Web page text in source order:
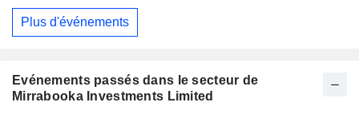
Plus d'événements
Evénements passés dans le secteur de
Mirrabooka Investments Limited